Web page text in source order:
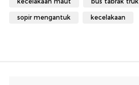
sopir mengantuk kecelakaan